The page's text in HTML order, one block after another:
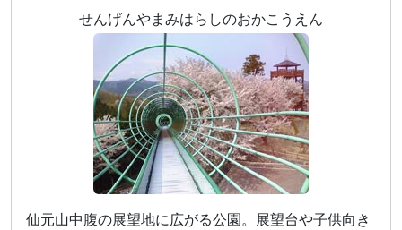
せんげんやまみはらしのおかこうえん
仙元山中腹の展望地に広がる公園。展望台や子供向き